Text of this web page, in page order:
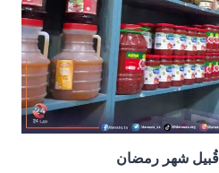
شهر رمضان